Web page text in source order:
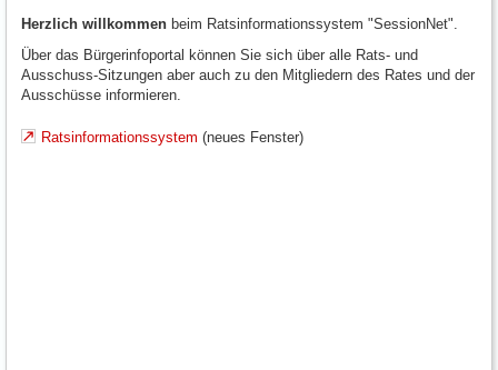
Herzlich willkommen beim Ratsinformationssystem "SessionNet".
Über das Bürgerinfoportal können Sie sich über alle Rats- und
Ausschuss-Sitzungen aber auch zu den Mitgliedern des Rates und der
Ausschüsse informieren.
Ratsinformationssystem (neues Fenster)